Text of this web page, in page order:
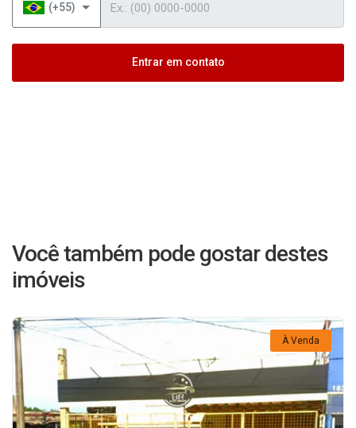
(+55)
Entrar em contato
Você também pode gostar destes
imóveis
À Venda